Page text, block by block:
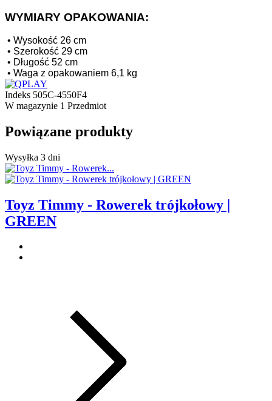
WYMIARY OPAKOWANIA:
• Wysokość 26 cm
• Szerokość 29 cm
• Długość 52 cm
• Waga z opakowaniem 6,1 kg
Indeks 505C-4550F4
W magazynie 1 Przedmiot
Powiązane produkty
Wysyłka 3 dni
Toyz Timmy - Rowerek trójkołowy |
GREEN